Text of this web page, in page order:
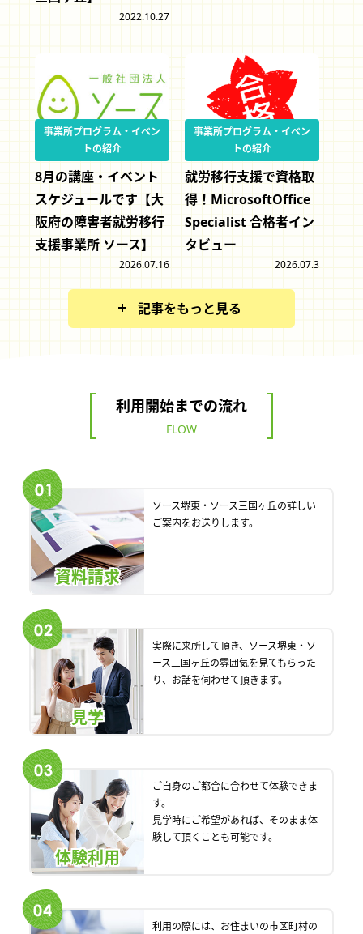
2022.10.27
事業所プログラム・イベン
トの紹介
8月の講座・イベント
スケジュールです【大
阪府の障害者就労移行
支援事業所 ソース】
2026.07.16
事業所プログラム・イベン
トの紹介
就労移行支援で資格取
得！MicrosoftOffice
Specialist 合格者イン
タビュー
2026.07.3
記事をもっと見る
利用開始までの流れ
FLOW
資料請求
ソース堺東・ソース三国ヶ丘の詳しい
ご案内をお送りします。
見学
実際に来所して頂き、ソース堺東・ソ
ース三国ヶ丘の雰囲気を見てもらった
り、お話を伺わせて頂きます。
体験利用
ご自身のご都合に合わせて体験できま
す。
見学時にご希望があれば、そのまま体
験して頂くことも可能です。
利用の際には、お住まいの市区町村の